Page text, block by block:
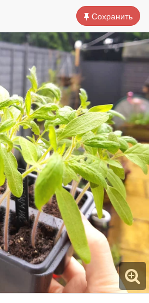
Сохранить